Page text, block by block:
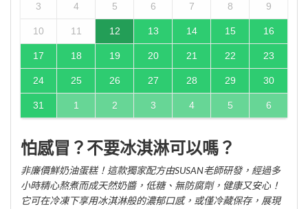
3 4 5 6 7 8 9
10 11 12 13 14 15 16
17 18 19 20 21 22 23
24 25 26 27 28 29 30
31 1 2 3 4 5 6
怕感冒？不要冰淇淋可以嗎？
非廉價鮮奶油蛋糕！這款獨家配方由SUSAN老師研發，經過多
小時精心熬煮而成天然奶醬，低糖、無防腐劑，健康又安心！
它可在冷凍下享用冰淇淋般的濃郁口感，或僅冷藏保存，展現